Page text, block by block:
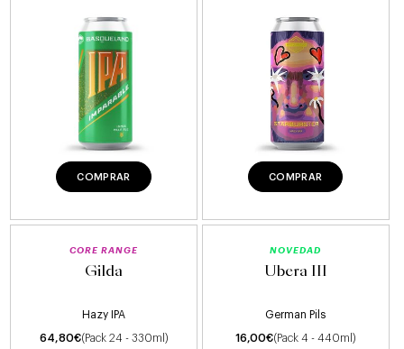
COMPRAR COMPRAR
CORE RANGE
Gilda
Hazy IPA
64,80€(Pack 24 - 330ml)
NOVEDAD
Ubera III
German Pils
16,00€(Pack 4 - 440ml)